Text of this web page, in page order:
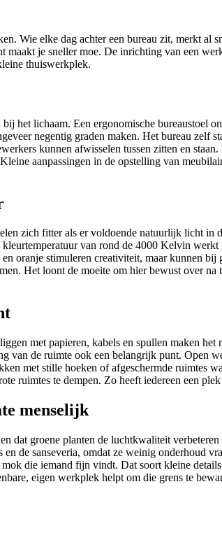
Wie elke dag achter een bureau zit, merkt
je sneller moe. De inrichting van een
thuiswerkplek.
het lichaam. Een ergonomische bureaustoel
negentig graden maken. Het bureau
kunnen afwisselen tussen zitten en
aanpassingen in de opstelling van
zich fitter als er voldoende natuurlijk licht
van rond de 4000 Kelvin
oranje stimuleren creativiteit, maar kunnen
Het loont de moeite om hier bewust over
met papieren, kabels en spullen maken
van de ruimte ook een belangrijk punt. Open
met stille hoeken of afgeschermde ruimtes
ruimtes te dempen. Zo heeft iedereen een
menselijk
dat groene planten de luchtkwaliteit
de sanseveria, omdat ze weinig onderhoud
die iemand fijn vindt. Dat soort kleine
eigen werkplek helpt om die grens te